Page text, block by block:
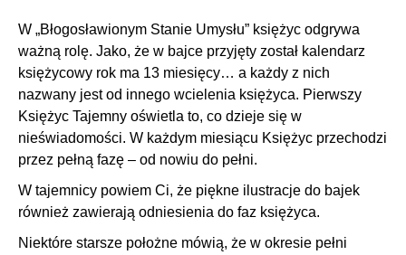
W „Błogosławionym Stanie Umysłu” księżyc odgrywa
ważną rolę. Jako, że w bajce przyjęty został kalendarz
księżycowy rok ma 13 miesięcy… a każdy z nich
nazwany jest od innego wcielenia księżyca. Pierwszy
Księżyc Tajemny oświetla to, co dzieje się w
nieświadomości. W każdym miesiącu Księżyc przechodzi
przez pełną fazę – od nowiu do pełni.
W tajemnicy powiem Ci, że piękne ilustracje do bajek
również zawierają odniesienia do faz księżyca.
Niektóre starsze położne mówią, że w okresie pełni